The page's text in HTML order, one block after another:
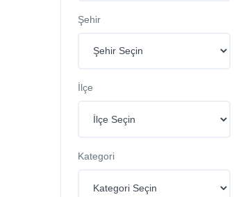
Şehir
İlçe
Kategori